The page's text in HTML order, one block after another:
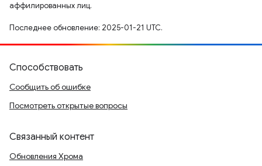
аффилированных лиц.
Последнее обновление: 2025-01-21 UTC.
Способствовать
Сообщить об ошибке
Посмотреть открытые вопросы
Связанный контент
Обновления Хрома